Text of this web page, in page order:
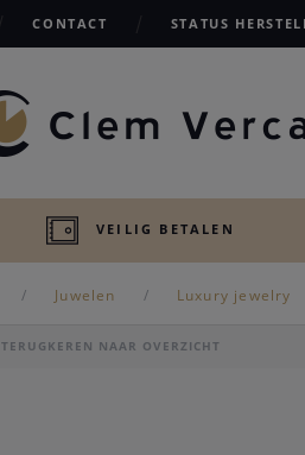
CONTACT STATUS
VEILIG BETALEN
Juwelen Luxury jewelry
TERUGKEREN NAAR OVERZICHT